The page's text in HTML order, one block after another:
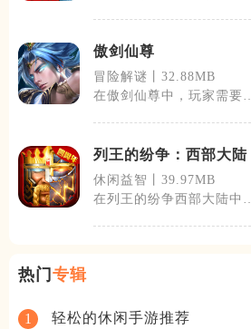
傲剑仙尊
冒险解谜丨32.88MB
在傲剑仙尊中，玩家需要通
列王的纷争：西部大陆
休闲益智丨39.97MB
在列王的纷争西部大陆中，
热门专辑
1 轻松的休闲手游推荐